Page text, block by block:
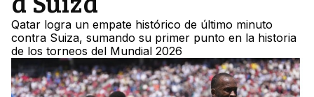
Qatar logra un empate histórico de último minuto
contra Suiza, sumando su primer punto en la historia
de los torneos del Mundial 2026